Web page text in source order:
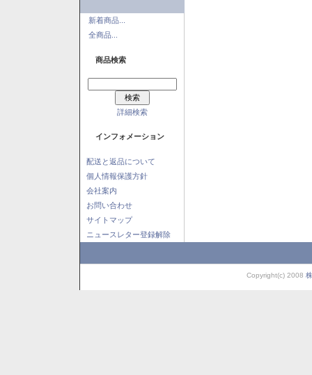
新着商品...
全商品...
商品検索
詳細検索
インフォメーション
配送と返品について
個人情報保護方針
会社案内
お問い合わせ
サイトマップ
ニュースレター登録解除
Copyright(c) 2008